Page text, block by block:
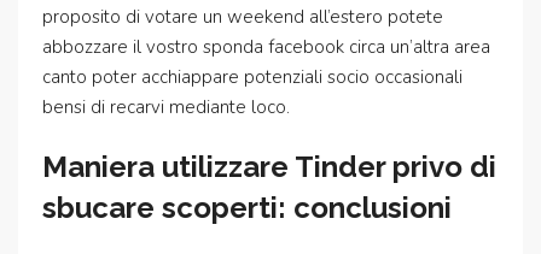
proposito di votare un weekend all’estero potete
abbozzare il vostro sponda facebook circa un’altra area
canto poter acchiappare potenziali socio occasionali
bensi di recarvi mediante loco.
Maniera utilizzare Tinder privo di
sbucare scoperti: conclusioni